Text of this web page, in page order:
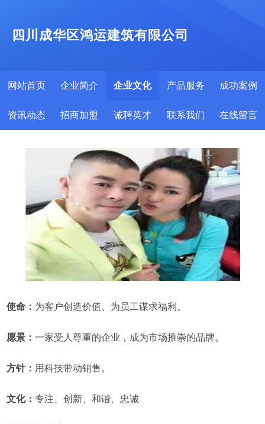
四川成华区鸿运建筑有限公司
网站首页 企业简介 企业文化 产品服务 成功案例
资讯动态 招商加盟 诚聘英才 联系我们 在线留言
使命： 为客户创造价值、为员工谋求福利。
愿景：一家受人尊重的企业，成为市场推崇的品牌。
方针： 用科技带动销售。
文化：专注、创新、和谐、忠诚